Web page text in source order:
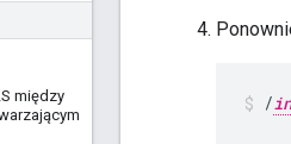
między
/